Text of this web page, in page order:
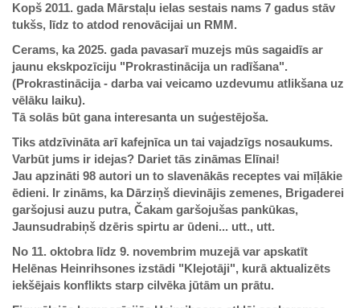
Kopš 2011. gada Mārstaļu ielas sestais nams 7 gadus stāv
tukšs, līdz to atdod renovācijai un RMM.
Cerams, ka 2025. gada pavasarī muzejs mūs sagaidīs ar
jaunu ekskpozīciju "Prokrastinācija un radīšana".
(Prokrastinācija - darba vai veicamo uzdevumu atlikšana uz
vēlāku laiku).
Tā solās būt gana interesanta un suģestējoša.
Tiks atdzīvināta arī kafejnīca un tai vajadzīgs nosaukums.
Varbūt jums ir idejas? Dariet tās zināmas Elīnai!
Jau apzināti 98 autori un to slavenākās receptes vai mīļākie
ēdieni. Ir zināms, ka Dārziņš dievinājis zemenes, Brigaderei
garšojusi auzu putra, Čakam garšojušas pankūkas,
Jaunsudrabiņš dzēris spirtu ar ūdeni... utt., utt.
No 11. oktobra līdz 9. novembrim muzejā var apskatīt
Helēnas Heinrihsones izstādi "Klejotāji", kurā aktualizēts
iekšējais konflikts starp cilvēka jūtām un prātu.